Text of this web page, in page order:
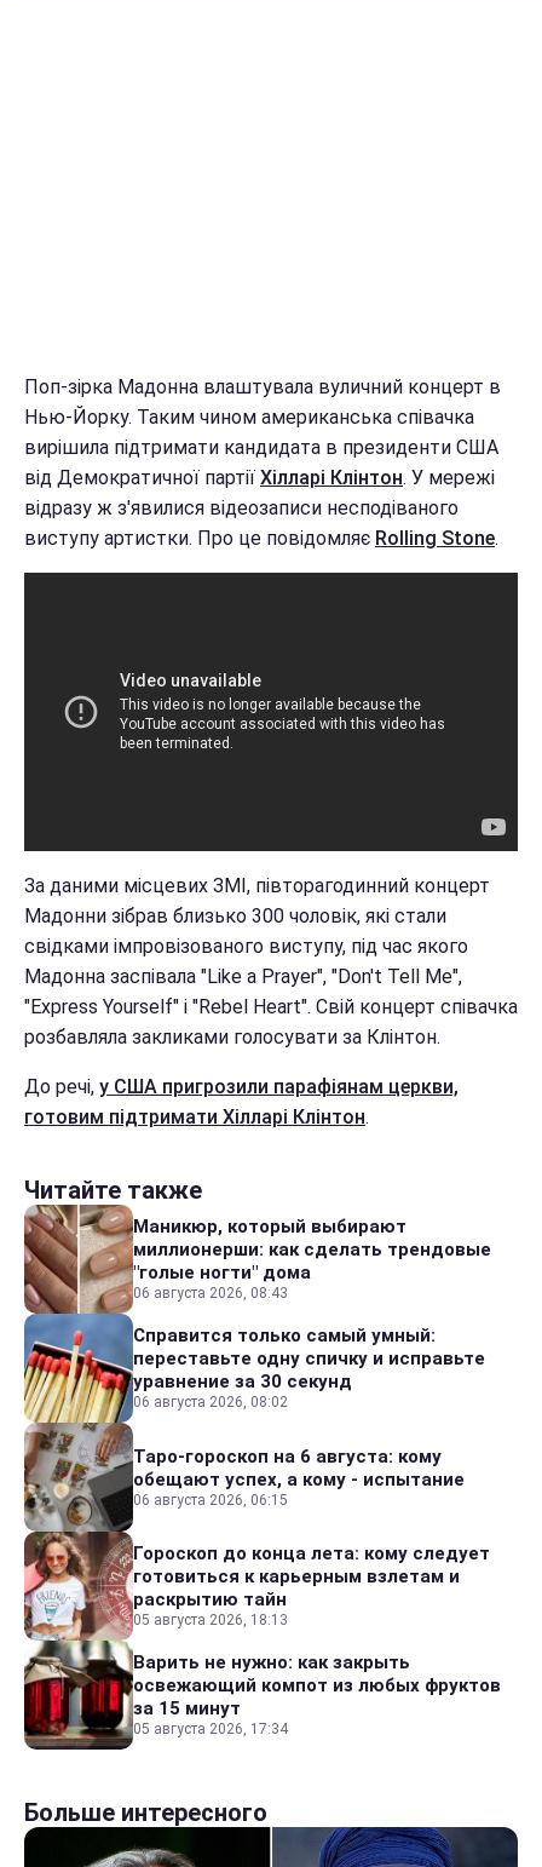
Поп-зірка Мадонна влаштувала вуличний концерт в
Нью-Йорку. Таким чином американська співачка
вирішила підтримати кандидата в президенти США
від Демократичної партії Хілларі Клінтон. У мережі
відразу ж з'явилися відеозаписи несподіваного
виступу артистки. Про це повідомляє Rolling Stone.
За даними місцевих ЗМІ, півторагодинний концерт
Мадонни зібрав близько 300 чоловік, які стали
свідками імпровізованого виступу, під час якого
Мадонна заспівала "Like a Prayer", "Don't Tell Me",
"Express Yourself" і "Rebel Heart". Свій концерт співачка
розбавляла закликами голосувати за Клінтон.
До речі, у США пригрозили парафіянам церкви,
готовим підтримати Хілларі Клінтон.
Читайте также
Маникюр, который выбирают
миллионерши: как сделать трендовые
"голые ногти" дома
06 августа 2026, 08:43
Справится только самый умный:
переставьте одну спичку и исправьте
уравнение за 30 секунд
06 августа 2026, 08:02
Таро-гороскоп на 6 августа: кому
обещают успех, а кому - испытание
06 августа 2026, 06:15
Гороскоп до конца лета: кому следует
готовиться к карьерным взлетам и
раскрытию тайн
05 августа 2026, 18:13
Варить не нужно: как закрыть
освежающий компот из любых фруктов
за 15 минут
05 августа 2026, 17:34
Больше интересного